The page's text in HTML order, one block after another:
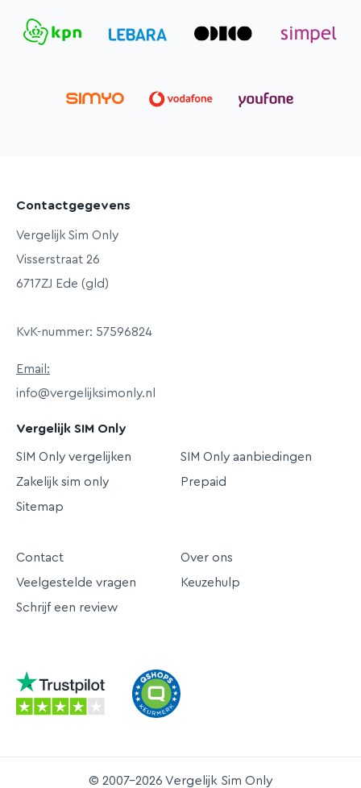
Contactgegevens
Vergelijk Sim Only
Visserstraat 26
6717ZJ Ede (gld)
KvK-nummer: 57596824
Email:
info@vergelijksimonly.nl
Vergelijk SIM Only
SIM Only vergelijken
SIM Only aanbiedingen
Zakelijk sim only
Prepaid
Sitemap
Contact
Over ons
Veelgestelde vragen
Keuzehulp
Schrijf een review
© 2007-2026 Vergelijk Sim Only